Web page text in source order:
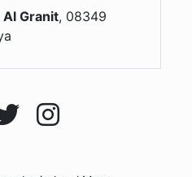
Granit, 08349